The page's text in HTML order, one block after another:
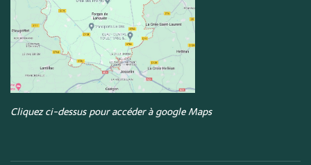
Cliquez ci-dessus pour accéder à google Maps